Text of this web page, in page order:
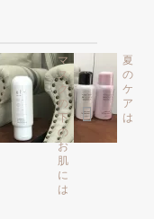
夏
の
ケ
ア
は
マ
ス
ク
の
下
の
お
肌
に
は